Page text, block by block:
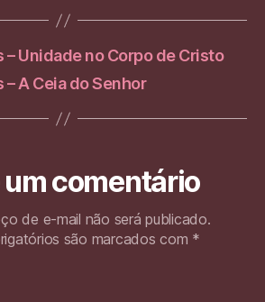
– Unidade no Corpo de Cristo
– A Ceia do Senhor
um comentário
de e-mail não será publicado.
são marcados com *